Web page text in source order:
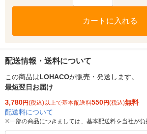
カートに入れる
配送情報・送料について
この商品はLOHACOが販売・発送します。
最短翌日お届け
3,780円(税込)以上で基本配送料550円(税込)無料
配送料について
※一部の商品につきましては、基本配送料を当社が負